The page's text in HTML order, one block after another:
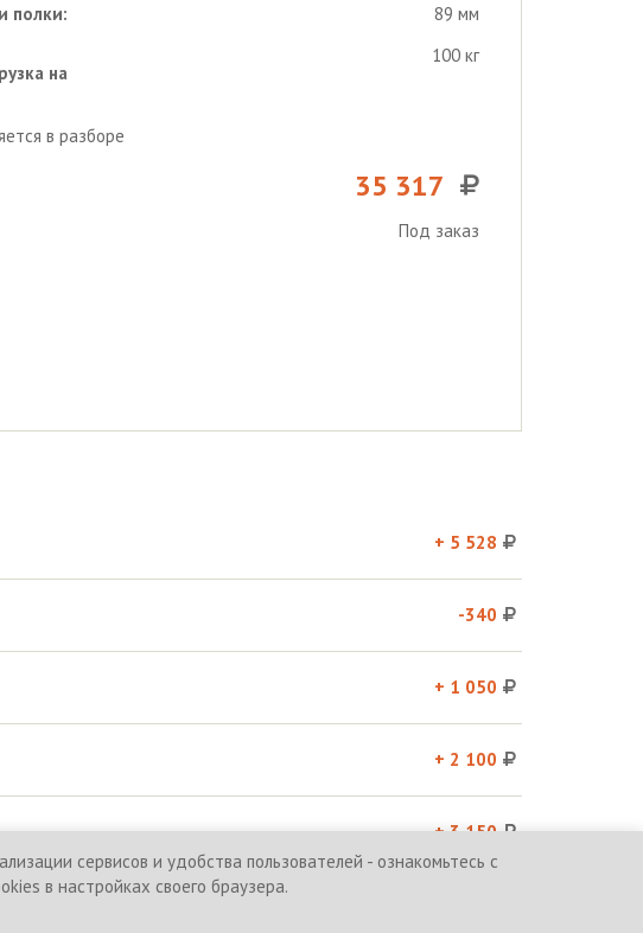
полки:
89 мм
на
100 кг
в разборе
35 317
Под заказ
+ 5 528
-340
+ 1 050
+ 2 100
+ 3 150
сервисов и удобства пользователей - ознакомьтесь с
в настройках своего браузера.